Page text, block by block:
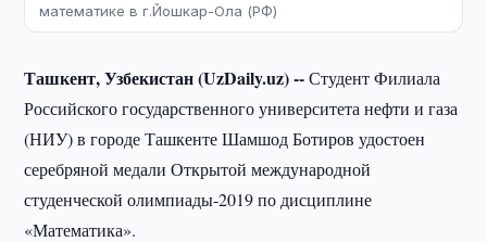
математике в г.Йошкар-Ола (РФ)
Ташкент, Узбекистан (UzDaily.uz) --Студент Филиала
Российского государственного университета нефти и газа
(НИУ) в городе Ташкенте Шамшод Ботиров удостоен
серебряной медали Открытой международной
студенческой олимпиады-2019 по дисциплине
«Математика».